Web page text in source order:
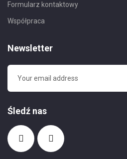
Formularz kontaktowy
Współpraca
Newsletter
Śledź nas